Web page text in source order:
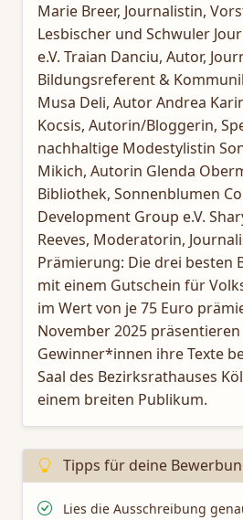
Marie Breer, Journalistin,
Lesbischer und Schwuler
e.V. Traian Danciu, Autor,
Bildungsreferent &
Musa Deli, Autor Andrea
Kocsis, Autorin/Bloggerin,
nachhaltige Modestylistin
Mikich, Autorin Glenda
Bibliothek, Sonnenblumen
Development Group e.V.
Reeves, Moderatorin,
Prämierung: Die drei besten
mit einem Gutschein für
im Wert von je 75 Euro
November 2025
Gewinner*innen ihre Texte
Saal des Bezirksrathauses
einem breiten Publikum.
Tipps für deine
Lies die Ausschreibung